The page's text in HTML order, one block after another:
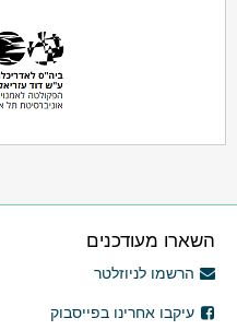
השארו מעודכנים
הרשמו לניוזלטר
עיקבו אחרינו בפייסבוק